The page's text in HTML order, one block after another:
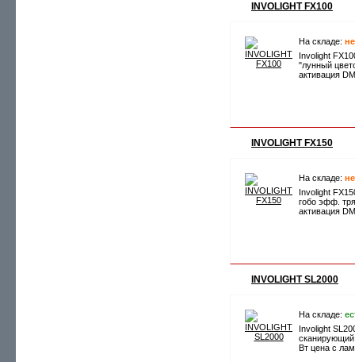
INVOLIGHT FX100
На складе:
Involight
"лунный
активация
INVOLIGHT FX150
На складе:
Involight
гобо эфф.
активация
INVOLIGHT SL2000
На складе:
Involight
сканирующий
Вт цена с